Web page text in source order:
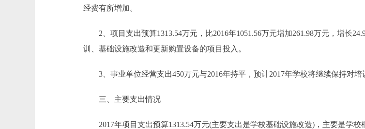
经费有所增加。
2、项目支出预算1313.54万元，比2016年1051.56万元增加261.98万元，增长
训、基础设施改造和更新购置设备的项目投入。
3、事业单位经营支出450万元与2016年持平，预计2017年学校将继续保持对培
三、主要支出情况
2017年项目支出预算1313.54万元(主要支出是学校基础设施改造)，主要是学校